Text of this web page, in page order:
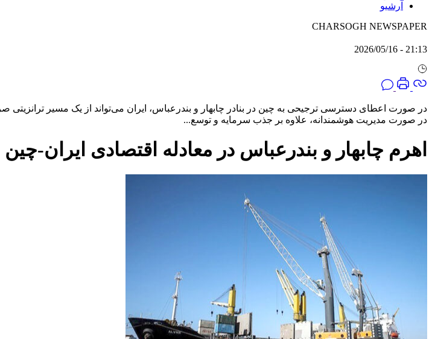
آرشیو
CHARSOGH NEWSPAPER
21:13 - 2026/05/16
در صورت اعطای دسترسی ترجیحی به چین در بنادر چابهار و بندرعباس، ایران می‌تواند از یک مسیر
در صورت مدیریت هوشمندانه، علاوه بر جذب سرمایه و توسع...
اهرم چابهار و بندرعباس در معادله اقتصادی ایران-چین